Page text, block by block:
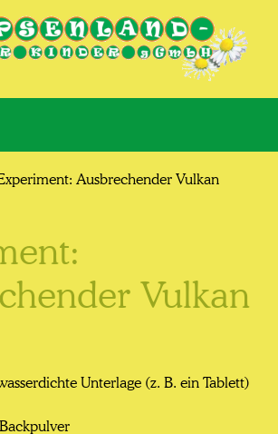
Ausbrechender Vulkan
Vulkan
Unterlage (z. B. ein Tablett)